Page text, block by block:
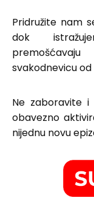
Pridružite nam
dok
svakodnevicu
Ne zaboravite
obavezno
nijednu novu